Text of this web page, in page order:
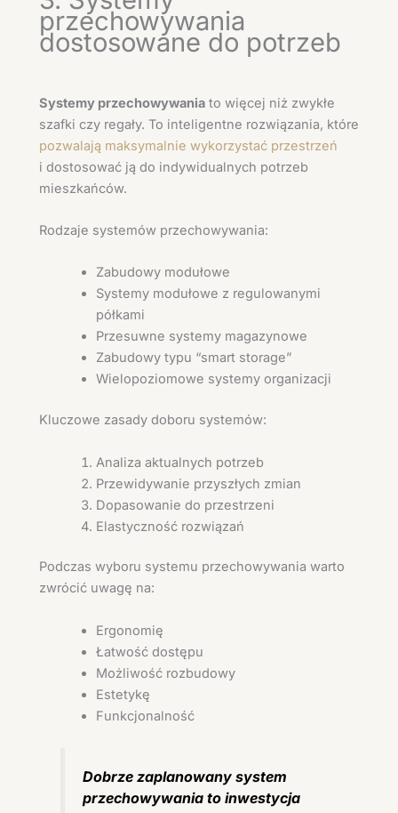
przechowywania
dostosowane do potrzeb
Systemy przechowywania to więcej niż zwykłe
szafki czy regały. To inteligentne rozwiązania, które
pozwalają maksymalnie wykorzystać przestrzeń
i dostosować ją do indywidualnych potrzeb
mieszkańców.
Rodzaje systemów przechowywania:
Zabudowy modułowe
Systemy modułowe z regulowanymi
półkami
Przesuwne systemy magazynowe
Zabudowy typu “smart storage”
Wielopoziomowe systemy organizacji
Kluczowe zasady doboru systemów:
Analiza aktualnych potrzeb
Przewidywanie przyszłych zmian
Dopasowanie do przestrzeni
Elastyczność rozwiązań
Podczas wyboru systemu przechowywania warto
zwrócić uwagę na:
Ergonomię
Łatwość dostępu
Możliwość rozbudowy
Estetykę
Funkcjonalność
Dobrze zaplanowany system
przechowywania to inwestycja